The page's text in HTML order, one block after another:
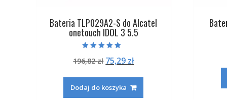
Bateria TLP029A2-S do Alcatel
onetouch IDOL 3 5.5
5.00
na 5
196,82zł Pierwotna
wynosiła:
196,82 zł.
75,29 złAktualna
75,29 zł.
Dodaj do koszyka